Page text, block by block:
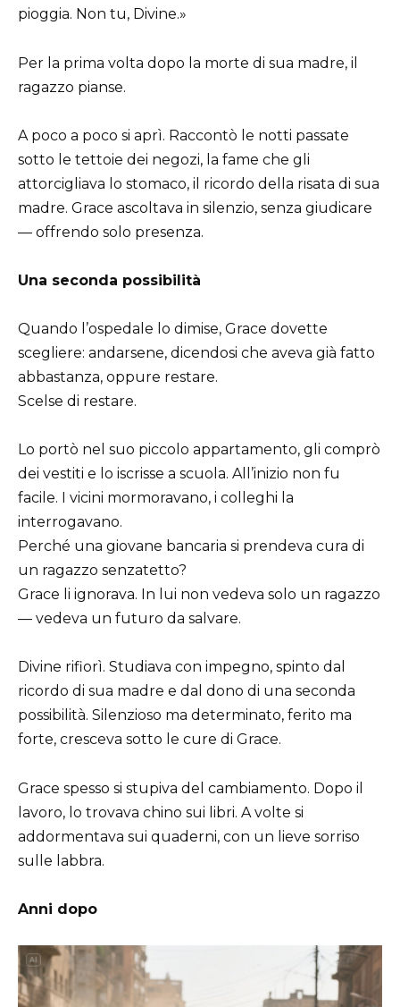
pioggia. Non tu, Divine.»
Per la prima volta dopo la morte di sua madre, il
ragazzo pianse.
A poco a poco si aprì. Raccontò le notti passate
sotto le tettoie dei negozi, la fame che gli
attorcigliava lo stomaco, il ricordo della risata di sua
madre. Grace ascoltava in silenzio, senza giudicare
— offrendo solo presenza.
Una seconda possibilità
Quando l’ospedale lo dimise, Grace dovette
scegliere: andarsene, dicendosi che aveva già fatto
abbastanza, oppure restare.
Scelse di restare.
Lo portò nel suo piccolo appartamento, gli comprò
dei vestiti e lo iscrisse a scuola. All’inizio non fu
facile. I vicini mormoravano, i colleghi la
interrogavano.
Perché una giovane bancaria si prendeva cura di
un ragazzo senzatetto?
Grace li ignorava. In lui non vedeva solo un ragazzo
— vedeva un futuro da salvare.
Divine rifiorì. Studiava con impegno, spinto dal
ricordo di sua madre e dal dono di una seconda
possibilità. Silenzioso ma determinato, ferito ma
forte, cresceva sotto le cure di Grace.
Grace spesso si stupiva del cambiamento. Dopo il
lavoro, lo trovava chino sui libri. A volte si
addormentava sui quaderni, con un lieve sorriso
sulle labbra.
Anni dopo